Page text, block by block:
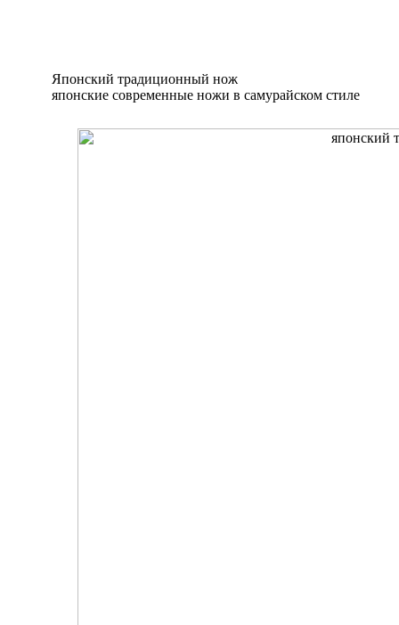
Японский традиционный нож
японские современные ножи в самурайском стиле